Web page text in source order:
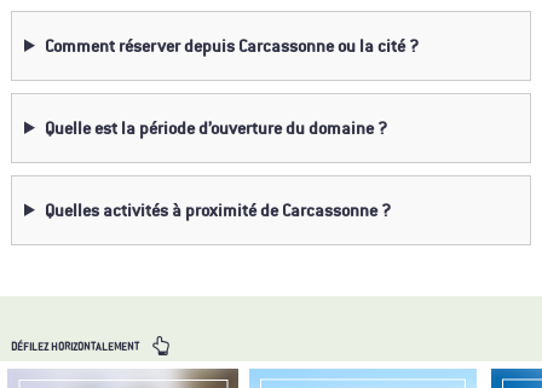
Comment réserver depuis Carcassonne ou la cité ?
Quelle est la période d’ouverture du domaine ?
Quelles activités à proximité de Carcassonne ?
DÉFILEZ HORIZONTALEMENT